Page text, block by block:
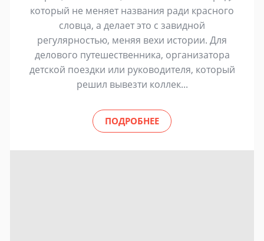
который не меняет названия ради красного
словца, а делает это с завидной
регулярностью, меняя вехи истории. Для
делового путешественника, организатора
детской поездки или руководителя, который
решил вывезти коллек...
ПОДРОБНЕЕ